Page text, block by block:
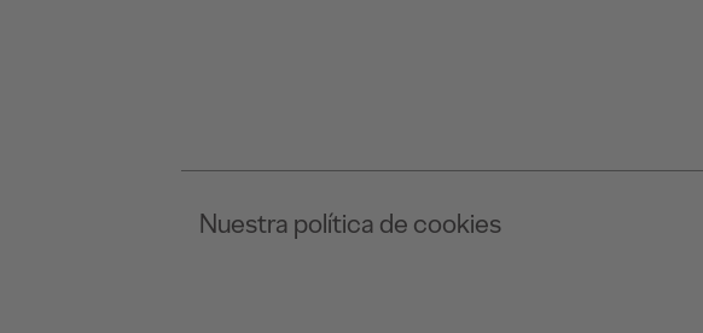
Nuestra política de cookies